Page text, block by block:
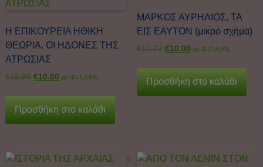
Η ΕΠΙΚΟΥΡΕΙΑ ΗΘΙΚΗ
ΘΕΩΡΙΑ. ΟΙ ΗΔΟΝΕΣ ΤΗΣ
ΑΤΡΩΣΙΑΣ
€15.90 €10.00 με Φ.Π.Α 6%.
Προσθήκη στο καλάθι
ΜΑΡΚΟΣ ΑΥΡΗΛΙΟΣ, ΤΑ
ΕΙΣ ΕΑΥΤΟΝ (μικρό σχήμα)
€12.72 €10.00 με Φ.Π.Α 6%.
Προσθήκη στο καλάθι